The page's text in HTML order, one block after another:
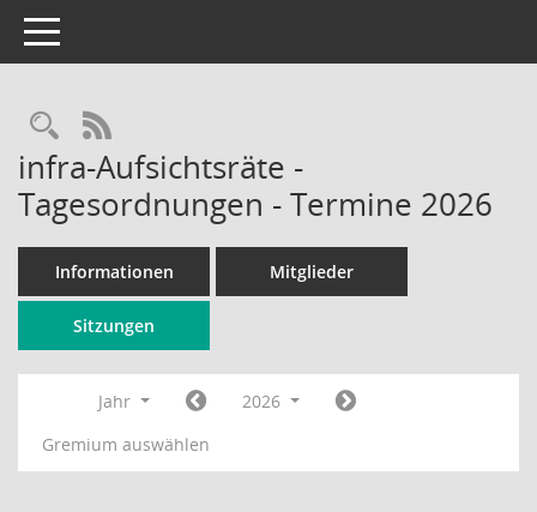
Toggle navigation
Rechercheauswahl
RSS-Feed
infra-Aufsichtsräte -
Tagesordnungen - Termine 2026
Informationen Mitglieder
Sitzungen
Jahr
2026
Gremium auswählen